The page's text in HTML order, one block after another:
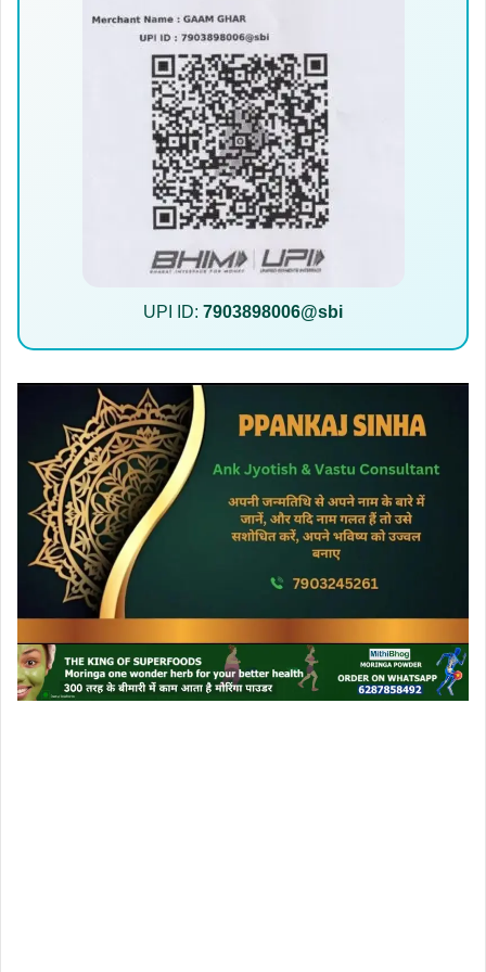
UPI ID: 7903898006@sbi